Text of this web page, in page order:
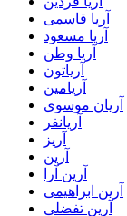
آریا قاسمی
آریا مسعود
آریا وطن
آریاتون
آریامین
آریان موسوی
آریانفر
آریز
آرین
آرین آرا
آرین ابراهیمی
آرین تفضلی